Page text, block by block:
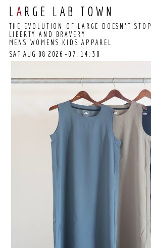
L A RGE LAB TOWN
THE EVOLUTION OF LARGE DOESN’T STOP
LIBERTY AND BRAVERY
MENS WOMENS KIDS APPAREL
SAT AUG 08 2026
(COORDINATED
-07:14:30